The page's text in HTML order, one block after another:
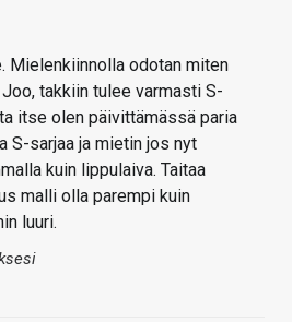
Mielenkiinnolla odotan miten
takkiin tulee varmasti S-
itse olen päivittämässä paria
S-sarjaa ja mietin jos nyt
kuin lippulaiva. Taitaa
malli olla parempi kuin
luuri.